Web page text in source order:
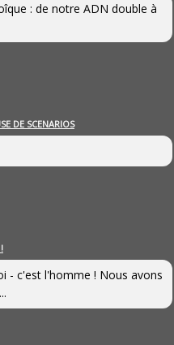
: de notre ADN double à
DE SCENARIOS
- c'est l'homme ! Nous avons